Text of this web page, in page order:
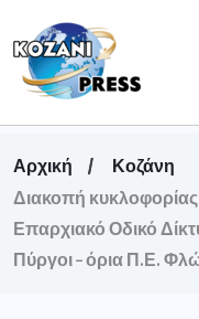
Αρχική
Κοζάνη
Διακοπή
Επαρχιακό Οδικό
Πύργοι – όρια Π.Ε.